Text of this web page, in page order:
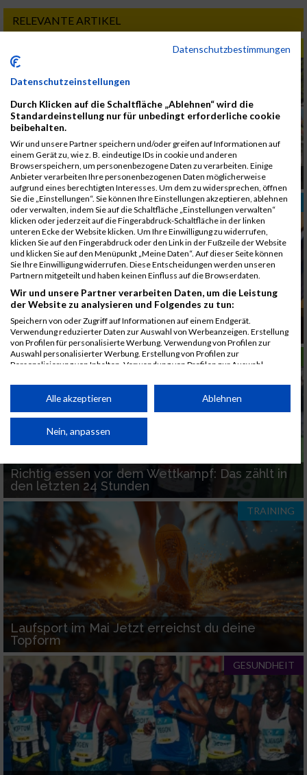
RELEVANTE ARTIKEL
REISEZEIT
Urlaub auf Laufschuhen
TRAINING
Regeneration im Trainingsplan warum Pausen
Leistung steigern
LAUFSPORT
Richtig essen vor dem Wettkampf: Das zählt in
den letzten 24 Stunden
TRAINING
Laufsport im Mai Jetzt erreichst du deine
Topform
GESUNDHEIT
Datenschutzbestimmungen
Datenschutzeinstellungen
Durch Klicken auf die Schaltfläche „Ablehnen“ wird die
Standardeinstellung nur für unbedingt erforderliche cookie
beibehalten.
Wir und unsere Partner speichern und/oder greifen auf Informationen auf
einem Gerät zu, wie z. B. eindeutige IDs in cookie und anderen
Browserspeichern, um personenbezogene Daten zu verarbeiten. Einige
Anbieter verarbeiten Ihre personenbezogenen Daten möglicherweise
aufgrund eines berechtigten Interesses. Um dem zu widersprechen, öffnen
Sie die „Einstellungen“. Sie können Ihre Einstellungen akzeptieren, ablehnen
oder verwalten, indem Sie auf die Schaltfläche „Einstellungen verwalten“
klicken oder jederzeit auf die Fingerabdruck-Schaltfläche in der linken
unteren Ecke der Website klicken. Um Ihre Einwilligung zu widerrufen,
klicken Sie auf den Fingerabdruck oder den Link in der Fußzeile der Website
und klicken Sie auf den Menüpunkt „Meine Daten“. Auf dieser Seite können
Sie Ihre Einwilligung widerrufen. Diese Entscheidungen werden unseren
Partnern mitgeteilt und haben keinen Einfluss auf die Browserdaten.
Wir und unsere Partner verarbeiten Daten, um die Leistung
der Website zu analysieren und Folgendes zu tun:
Speichern von oder Zugriff auf Informationen auf einem Endgerät.
Verwendung reduzierter Daten zur Auswahl von Werbeanzeigen. Erstellung
von Profilen für personalisierte Werbung. Verwendung von Profilen zur
Auswahl personalisierter Werbung. Erstellung von Profilen zur
Personalisierung von Inhalten. Verwendung von Profilen zur Auswahl
Performance von Inhalten. Analyse von Zielgruppen durch Statistiken oder
Kombinationen von Daten aus verschiedenen Quellen. Entwicklung und
von Inhalten.
Daten können außerhalb der Europäischen Union weitergegeben und in die
Website/App.
Partnerliste anzeigen (1 IAB-Anbieter)
Wir nutzen Ihre Daten für folgende Zwecke:
IAB-Verarbeitungszwecke:
Speichern von oder Zugriff auf Informationen
auf einem Endgerät
Verwendung reduzierter Daten zur Auswahl
von Werbeanzeigen
Erstellung von Profilen für personalisierte
Werbung
Verwendung von Profilen zur Auswahl
personalisierter Werbung
Erstellung von Profilen zur Personalisierung
von Inhalten
Verwendung von Profilen zur Auswahl
Alle akzeptieren Ablehnen
Nein, anpassen